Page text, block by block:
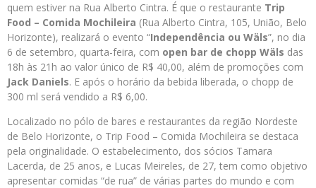
quem estiver na Rua Alberto Cintra. É que o restaurante Trip
Food – Comida Mochileira (Rua Alberto Cintra, 105, União, Belo
Horizonte), realizará o evento “Independência ou Wäls”, no dia
6 de setembro, quarta-feira, com open bar de chopp Wäls das
18h às 21h ao valor único de R$ 40,00, além de promoções com
Jack Daniels. E após o horário da bebida liberada, o chopp de
300 ml será vendido a R$ 6,00.
Localizado no pólo de bares e restaurantes da região Nordeste
de Belo Horizonte, o Trip Food – Comida Mochileira se destaca
pela originalidade. O estabelecimento, dos sócios Tamara
Lacerda, de 25 anos, e Lucas Meireles, de 27, tem como objetivo
apresentar comidas “de rua” de várias partes do mundo e com